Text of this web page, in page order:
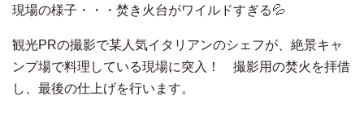
現場の様子・・・焚き火台がワイルドすぎる💦
観光PRの撮影で某人気イタリアンのシェフが、絶景キャ
ンプ場で料理している現場に突入！ 撮影用の焚火を拝借
し、最後の仕上げを行います。